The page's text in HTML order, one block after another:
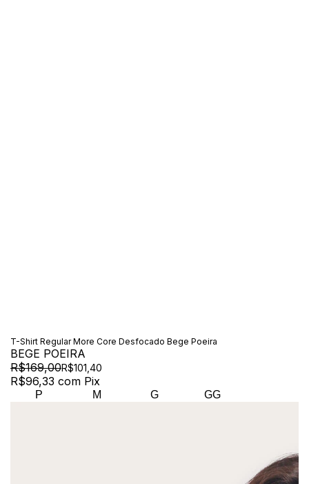
T-Shirt Regular More Core Desfocado Bege Poeira
BEGE POEIRA
R$169,00R$101,40
R$96,33 com Pix
P M G GG